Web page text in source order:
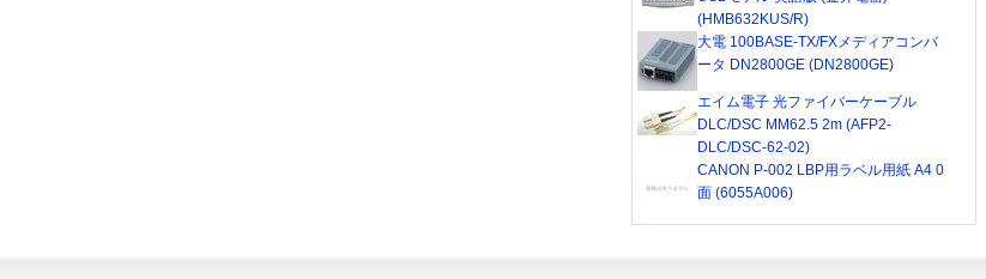
(HMB632KUS/R)
大電 100BASE-TX/FXメディアコンバ
ータ DN2800GE (DN2800GE)
エイム電子 光ファイバーケーブル
DLC/DSC MM62.5 2m (AFP2-
DLC/DSC-62-02)
CANON P-002 LBP用ラベル用紙 A4 0
面 (6055A006)